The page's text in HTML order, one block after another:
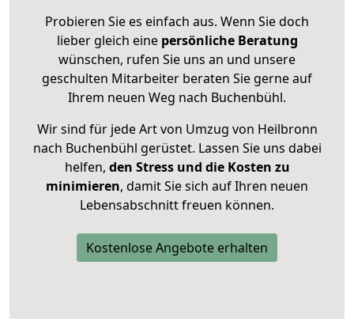
Probieren Sie es einfach aus. Wenn Sie doch
lieber gleich eine persönliche Beratung
wünschen, rufen Sie uns an und unsere
geschulten Mitarbeiter beraten Sie gerne auf
Ihrem neuen Weg nach Buchenbühl.
Wir sind für jede Art von Umzug von Heilbronn
nach Buchenbühl gerüstet. Lassen Sie uns dabei
helfen, den Stress und die Kosten zu
minimieren, damit Sie sich auf Ihren neuen
Lebensabschnitt freuen können.
Kostenlose Angebote erhalten